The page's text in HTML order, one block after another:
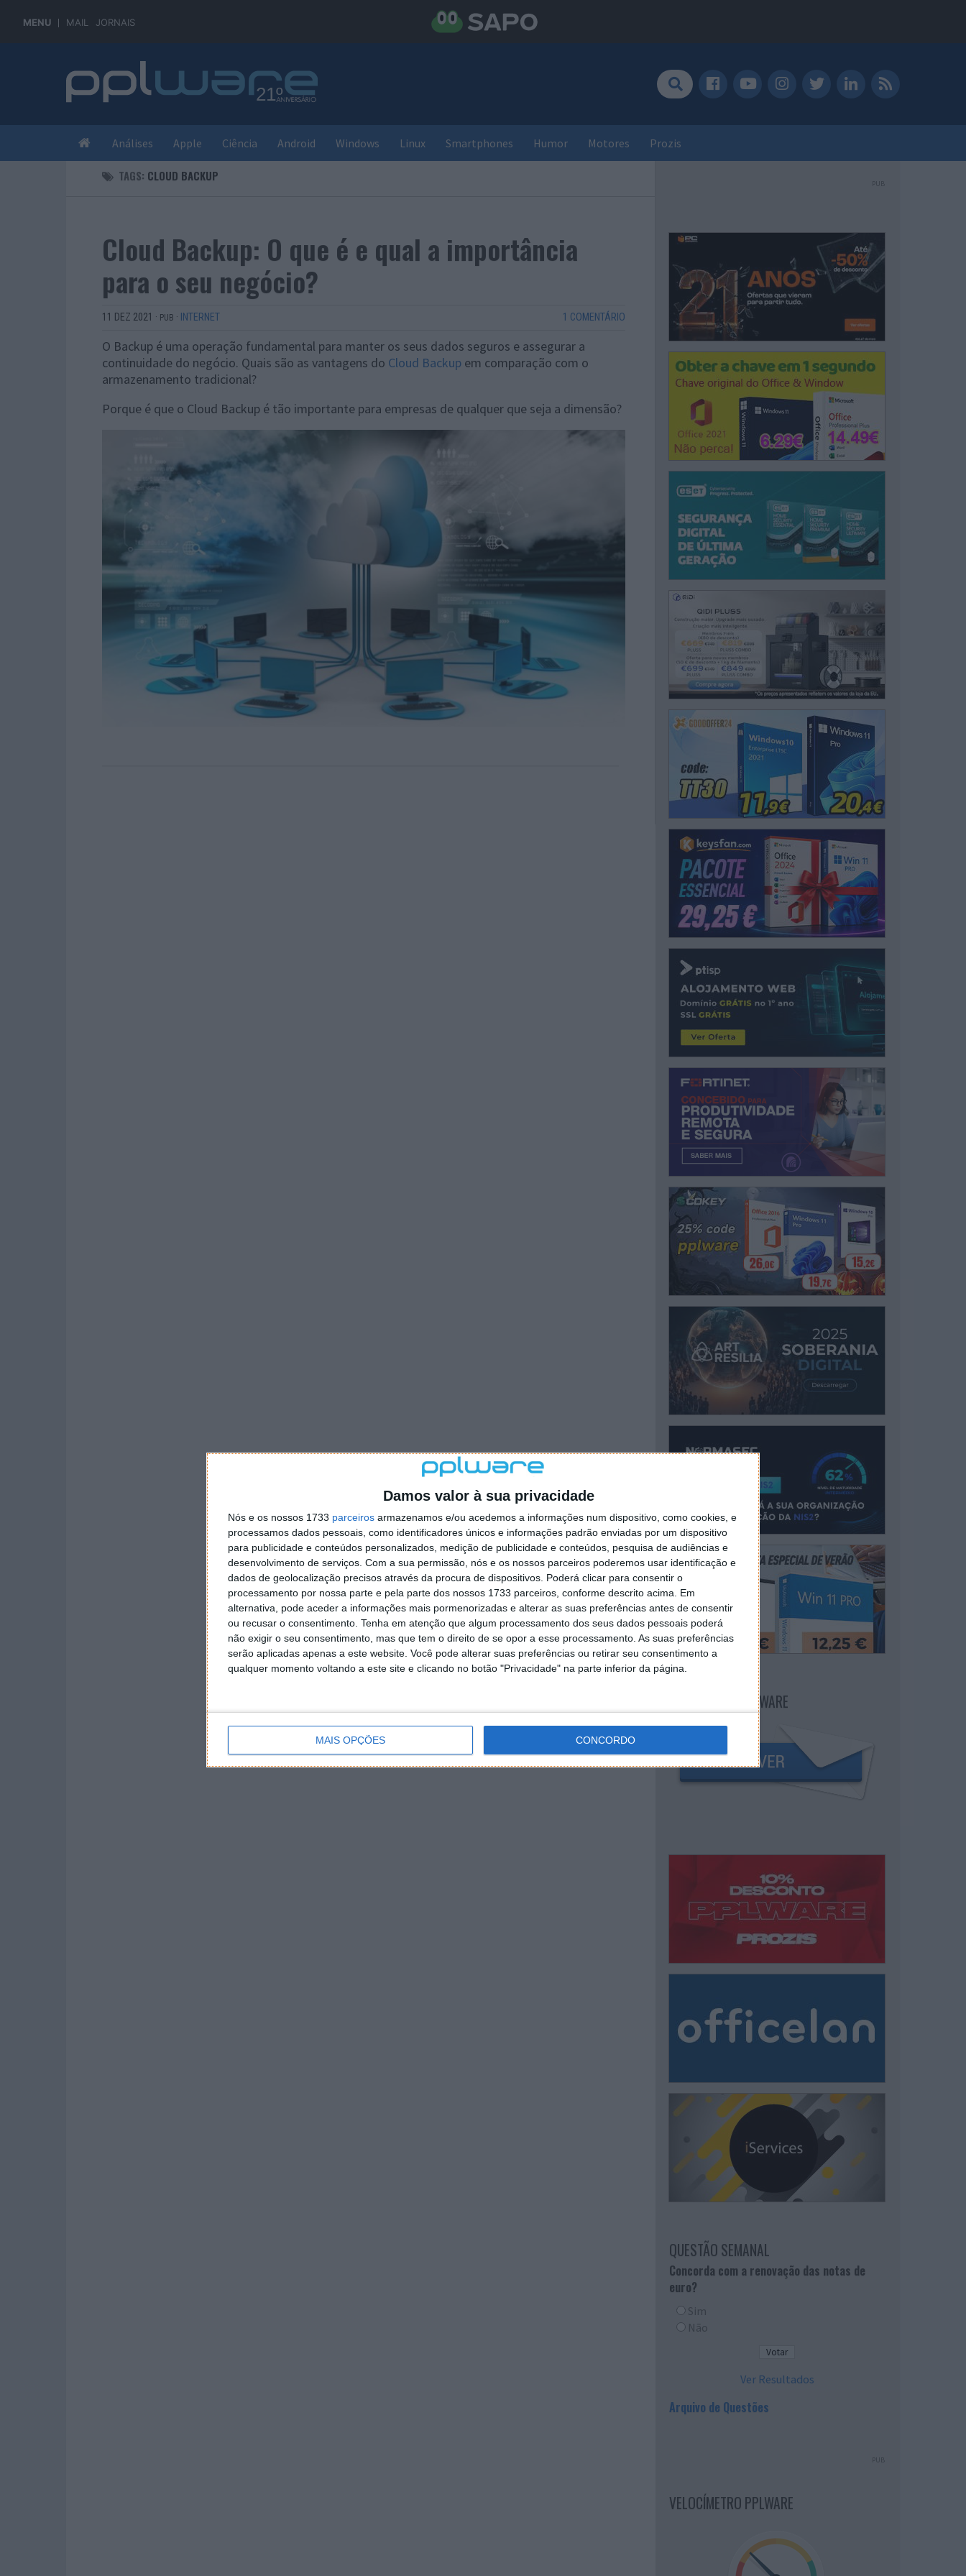
Damos valor à sua privacidade
Nós e os nossos 1733 parceiros armazenamos e/ou acedemos a informações num dispositivo, como cookies, e
processamos dados pessoais, como identificadores únicos e informações padrão enviadas por um dispositivo
para publicidade e conteúdos personalizados, medição de publicidade e conteúdos, pesquisa de audiências e
desenvolvimento de serviços. Com a sua permissão, nós e os nossos parceiros poderemos usar identificação e
dados de geolocalização precisos através da procura de dispositivos. Poderá clicar para consentir o
processamento por nossa parte e pela parte dos nossos 1733 parceiros, conforme descrito acima. Em
alternativa, pode aceder a informações mais pormenorizadas e alterar as suas preferências antes de consentir
ou recusar o consentimento. Tenha em atenção que algum processamento dos seus dados pessoais poderá
não exigir o seu consentimento, mas que tem o direito de se opor a esse processamento. As suas preferências
serão aplicadas apenas a este website. Você pode alterar suas preferências ou retirar seu consentimento a
qualquer momento voltando a este site e clicando no botão "Privacidade" na parte inferior da página.
MAIS OPÇÕES CONCORDO
MENU MAIL JORNAIS
Análises Apple Ciência Android Windows Linux Smartphones Humor Motores Prozis
TAGS: CLOUD BACKUP
Cloud Backup: O que é e qual a importância
para o seu negócio?
11 DEZ 2021 · PUB · INTERNET 1 COMENTÁRIO
O Backup é uma operação fundamental para manter os seus dados seguros e assegurar a
continuidade do negócio. Quais são as vantagens do Cloud Backup em comparação com o
armazenamento tradicional?
Porque é que o Cloud Backup é tão importante para empresas de qualquer que seja a dimensão?
PUB
NEWSLETTER PPLWARE
QUESTÃO SEMANAL
Concorda com a renovação das notas de
euro?
Sim
Não
Ver Resultados
Arquivo de Questões
PUB
VELOCÍMETRO PPLWARE